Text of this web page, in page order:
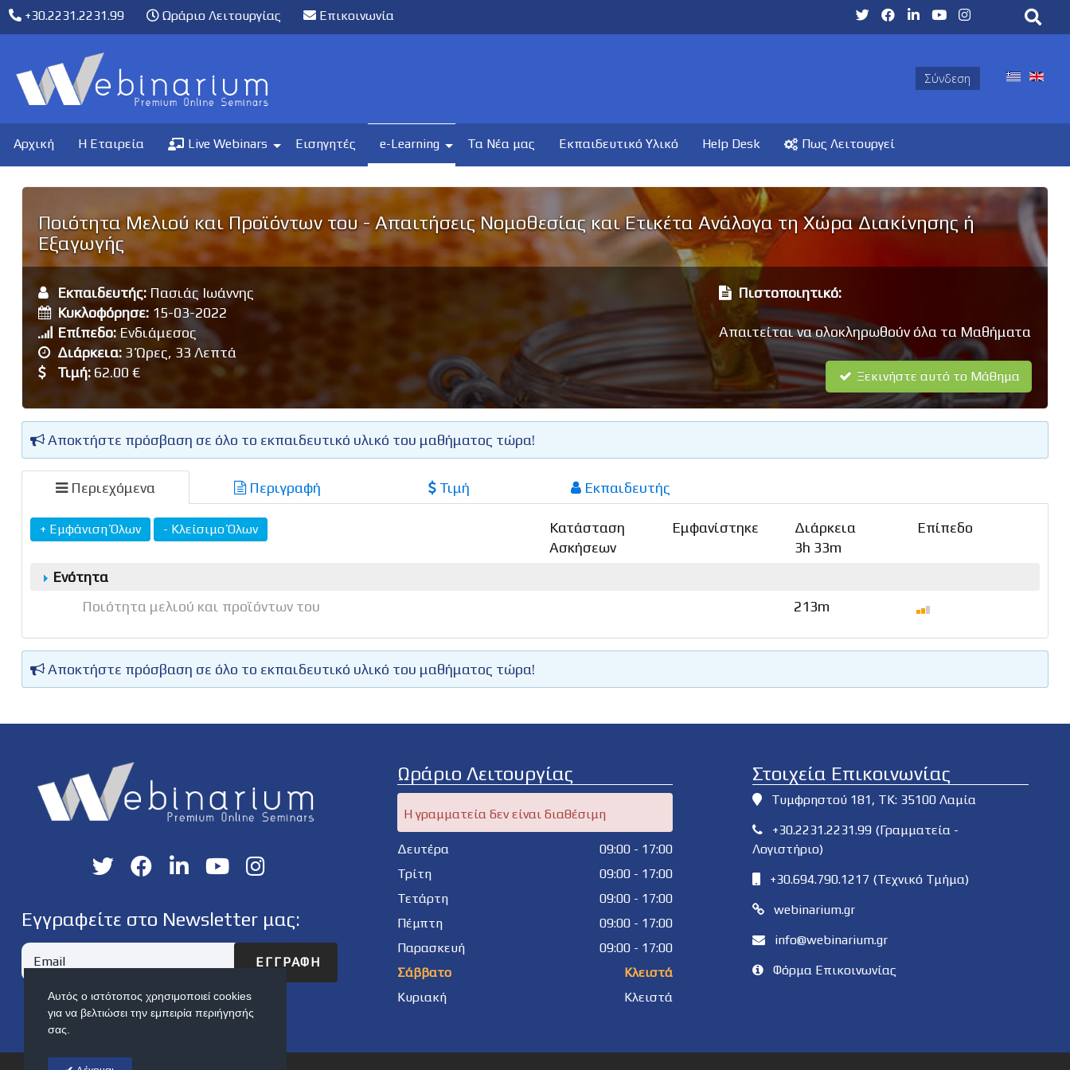
+30.2231.2231.99 Ωράριο Λειτουργίας Επικοινωνία
Σύνδεση
Αρχική Η Εταιρεία Live Webinars Εισηγητές e-Learning Τα Νέα μας Εκπαιδευτικό Υλικό Help Desk Πως Λειτουργεί
Ποιότητα Μελιού και Προϊόντων του - Απαιτήσεις Νομοθεσίας και Ετικέτα Ανάλογα τη Χώρα Διακίνησης ή
Εξαγωγής
Εκπαιδευτής: Πασιάς Ιωάννης
Κυκλοφόρησε: 15-03-2022
Επίπεδο:Ενδιάμεσος
Διάρκεια: 3 Ώρες, 33 Λεπτά
Τιμή: 62.00 €
Πιστοποιητικό:
Απαιτείται να ολοκληρωθούν όλα τα Μαθήματα
Ξεκινήστε αυτό το Μάθημα
Αποκτήστε πρόσβαση σε όλο το εκπαιδευτικό υλικό του μαθήματος τώρα!
Περιεχόμενα Περιγραφή Τιμή Εκπαιδευτής
Κατάσταση
Ασκήσεων
Εμφανίστηκε
Διάρκεια
3h 33m
Επίπεδο
Ενότητα
Ποιότητα μελιού και προϊόντων του
213m
Αποκτήστε πρόσβαση σε όλο το εκπαιδευτικό υλικό του μαθήματος τώρα!
Εγγραφείτε στο Newsletter μας:
ΕΓΓΡΑΦΉ
Ωράριο Λειτουργίας
Η γραμματεία δεν είναι διαθέσιμη
Δευτέρα
09:00 - 17:00
Τρίτη
09:00 - 17:00
Τετάρτη
09:00 - 17:00
Πέμπτη
09:00 - 17:00
Παρασκευή
09:00 - 17:00
Σάββατο
Κλειστά
Κυριακή
Κλειστά
Στοιχεία Επικοινωνίας
Τυμφρηστού 181, ΤΚ: 35100 Λαμία
+30.2231.2231.99 (Γραμματεία -
Λογιστήριο)
+30.694.790.1217 (Τεχνικό Τμήμα)
webinarium.gr
info@webinarium.gr
Φόρμα Επικοινωνίας
Αυτός ο ιστότοπος χρησιμοποιεί cookies
για να βελτιώσει την εμπειρία περιήγησής
σας.